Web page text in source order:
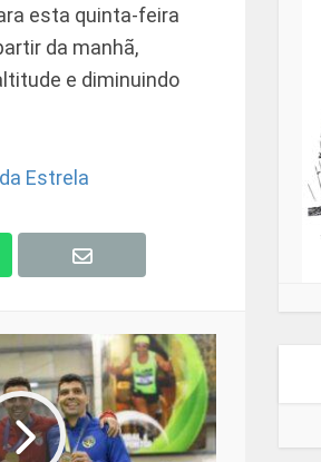
esta quinta-feira
da manhã,
e diminuindo
Estrela